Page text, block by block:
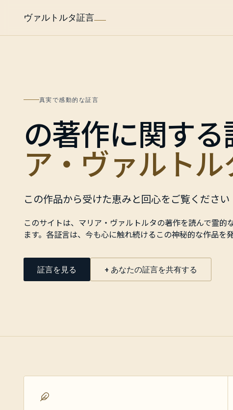
ヴァルトルタ証言
真実で感動的な証言
の著作に関す
ア・ヴァルトル
この作品から受けた恵みと回心をご覧ください
このサイトは、マリア・ヴァルトルタの著作を読んで霊的
ます。各証言は、今も心に触れ続けるこの神秘的な作品を
証言を見る + あなたの証言を共有する